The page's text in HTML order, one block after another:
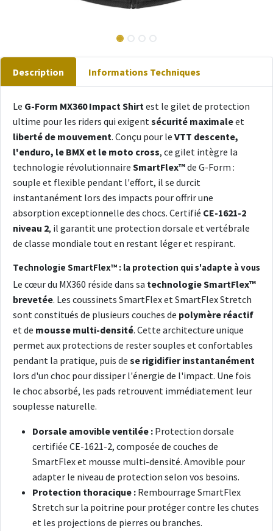
Description Informations Techniques
Le G-Form MX360 Impact Shirtest le gilet de protection
ultime pour les riders qui exigentsécurité maximaleet
liberté de mouvement. Conçu pour le VTT descente,
l'enduro, le BMX et le moto cross, ce gilet intègre la
technologie révolutionnaire SmartFlex™de G-Form :
souple et flexible pendant l'effort, il se durcit
instantanément lors des impacts pour offrir une
absorption exceptionnelle des chocs. Certifié CE-1621-2
niveau 2, il garantit une protection dorsale et vertébrale
de classe mondiale tout en restant léger et respirant.
Technologie SmartFlex™ : la protection qui s'adapte à vous
Le cœur du MX360 réside dans sa technologie SmartFlex™
brevetée. Les coussinets SmartFlex et SmartFlex Stretch
sont constitués de plusieurs couches de polymère réactif
et de mousse multi-densité. Cette architecture unique
permet aux protections de rester souples et confortables
pendant la pratique, puis de se rigidifier instantanément
lors d'un choc pour dissiper l'énergie de l'impact. Une fois
le choc absorbé, les pads retrouvent immédiatement leur
souplesse naturelle.
Dorsale amovible ventilée : Protection dorsale
certifiée CE-1621-2, composée de couches de
SmartFlex et mousse multi-densité. Amovible pour
adapter le niveau de protection selon vos besoins.
Protection thoracique : Rembourrage SmartFlex
Stretch sur la poitrine pour protéger contre les chutes
et les projections de pierres ou branches.